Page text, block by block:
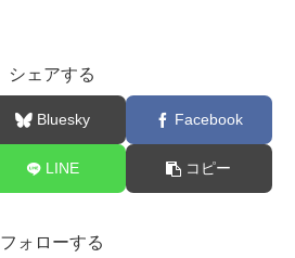
シェアする
Bluesky Facebook
LINE コピー
フォローする